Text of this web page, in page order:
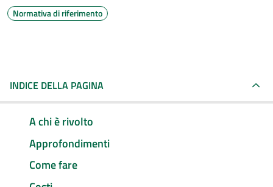
Normativa di riferimento
INDICE DELLA PAGINA
A chi è rivolto
Approfondimenti
Come fare